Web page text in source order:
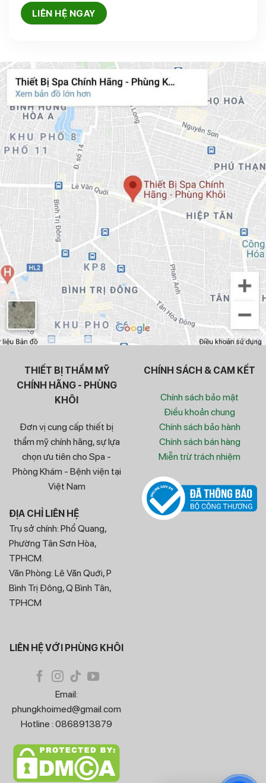
THIẾT BỊ THẨM MỸ
CHÍNH HÃNG - PHÙNG
KHÔI
Đơn vị cung cấp thiết bị
thẩm mỹ chính hãng, sự lựa
chọn ưu tiên cho Spa -
Phòng Khám - Bệnh viện tại
Việt Nam
ĐỊA CHỈ LIÊN HỆ
Trụ sở chính: Phổ Quang,
Phường Tân Sơn Hòa,
TPHCM.
Văn Phòng: Lê Văn Quới, P
Bình Trị Đông, Q Bình Tân,
TPHCM
CHÍNH SÁCH & CAM KẾT
Chính sách bảo mật
Điều khoản chung
Chính sách bảo hành
Chính sách bán hàng
Miễn trừ trách nhiệm
LIÊN HỆ VỚI PHÙNG KHÔI
Email:
phungkhoimed@gmail.com
Hotline : 0868913879